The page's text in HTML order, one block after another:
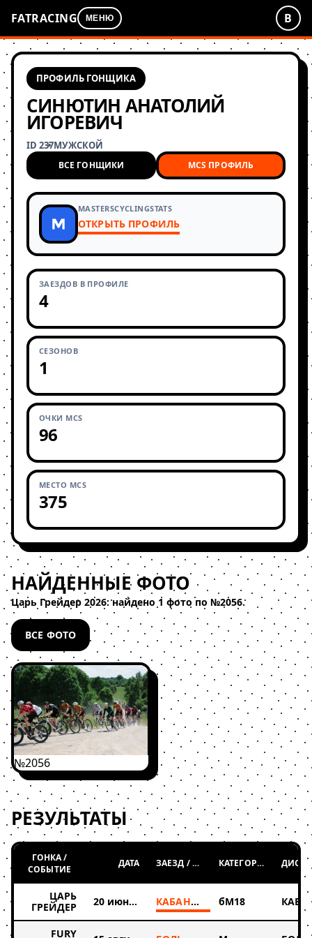
FATRACING МЕНЮ В
ПРОФИЛЬ ГОНЩИКА
СИНЮТИН АНАТОЛИЙ
ИГОРЕВИЧ
ID 237МУЖСКОЙ
ВСЕ ГОНЩИКИ MCS ПРОФИЛЬ
MASTERSCYCLINGSTATS
ОТКРЫТЬ ПРОФИЛЬ
ЗАЕЗДОВ В ПРОФИЛЕ
4
СЕЗОНОВ
1
ОЧКИ MCS
96
МЕСТО MCS
375
НАЙДЕННЫЕ ФОТО
Царь Грейдер 2026: найдено 1 фото по №2056.
ВСЕ ФОТО
№2056
РЕЗУЛЬТАТЫ
ГОНКА /
СОБЫТИЕ
ДАТА ЗАЕЗД / ТАБЛИЦА КАТЕГОРИЯ
ЦАРЬ
ГРЕЙДЕР
20 июня 2026 КАБАНЧИК бМ18
FURY